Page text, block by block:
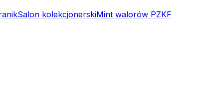
Salon kolekcjonerskiMint walorów PZKF